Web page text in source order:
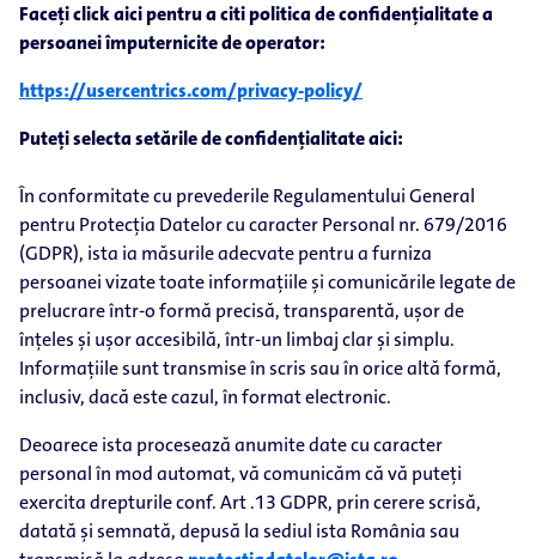
Faceți click aici pentru a citi politica de confidențialitate a
persoanei împuternicite de operator:
https://usercentrics.com/privacy-policy/
Puteți selecta setările de confidențialitate aici:
În conformitate cu prevederile Regulamentului General
pentru Protecția Datelor cu caracter Personal nr. 679/2016
(GDPR), ista ia măsurile adecvate pentru a furniza
persoanei vizate toate informațiile și comunicările legate de
prelucrare într-o formă precisă, transparentă, ușor de
înțeles și ușor accesibilă, într-un limbaj clar și simplu.
Informațiile sunt transmise în scris sau în orice altă formă,
inclusiv, dacă este cazul, în format electronic.
Deoarece ista procesează anumite date cu caracter
personal în mod automat, vă comunicăm că vă puteți
exercita drepturile conf. Art .13 GDPR, prin cerere scrisă,
datată și semnată, depusă la sediul ista România sau